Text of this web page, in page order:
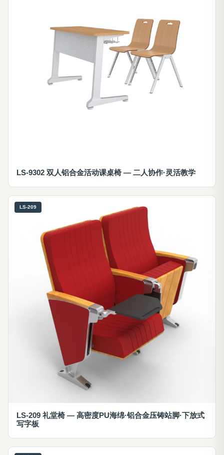
LS-9302 双人铝合金活动课桌椅 — 二人协作·灵活教学
LS-209
LS-209 礼堂椅 — 高密度PU海绵·铝合金压铸站脚·下放式
写字板